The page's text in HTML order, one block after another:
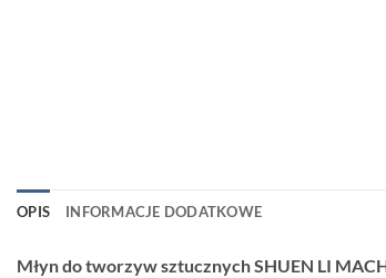
OPIS INFORMACJE DODATKOWE
Młyn do tworzyw sztucznych SHUEN LI